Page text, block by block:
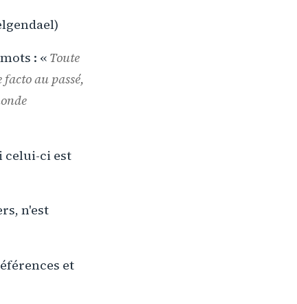
: « Toute
au passé,
celui-ci est
n'est
et